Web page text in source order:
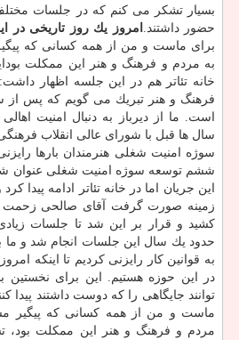
بسیار تشكر می كنم كه در جلسات
حضور داشتند.
امروز یك روز تاریخی در
برای ماست و من از همه كسانی كه
به مردم و فرهنگ و هنر این ممكلت
خانه تئاتر هم در این جلسه اظهار
فرهنگ و هنر تبریك می گویم كه پس از
است. ما از دیرباز به دنبال امنیت اهالی
سال ها قبل با شورای عالی انقلاب
سوژه امنیت شغلی هنرمندان بارها
ششم توسعه سوژه امنیت شغلی عنوان
این جریان اما در خانه تئاتر ادامه پیدا
زمینه صورت گرفت آقای صالحی زحمت
كشید و قرار بر این شد تا جلسات
حدود یك سال این جلسات انجام شد و
به قوانین كار رایزنی كردیم تا اینكه
در این حوزه هستیم. این برای نخستین
توانند جایگاهی را كه دوست داشتند پیدا
ماست و من از همه كسانی كه پیگیر
مردم و فرهنگ و هنر این ممكلت بود،